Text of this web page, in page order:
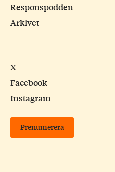
Responspodden
Arkivet
X
Facebook
Instagram
Prenumerera